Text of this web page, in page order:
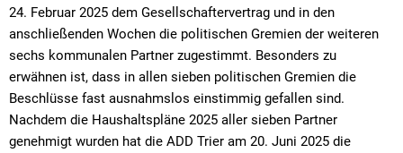
24. Februar 2025 dem Gesellschaftervertrag und in den
anschließenden Wochen die politischen Gremien der weiteren
sechs kommunalen Partner zugestimmt. Besonders zu
erwähnen ist, dass in allen sieben politischen Gremien die
Beschlüsse fast ausnahmslos einstimmig gefallen sind.
Nachdem die Haushaltspläne 2025 aller sieben Partner
genehmigt wurden hat die ADD Trier am 20. Juni 2025 die